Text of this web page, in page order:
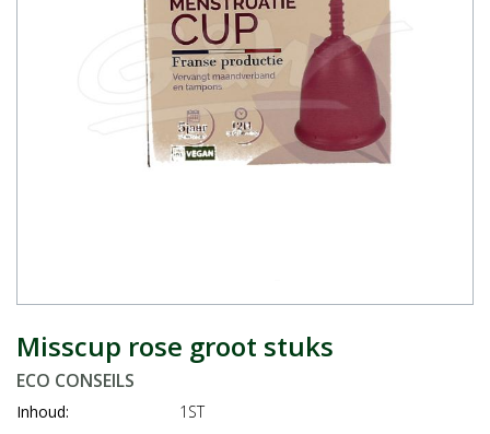
Misscup rose groot stuks
ECO CONSEILS
Inhoud: 1ST